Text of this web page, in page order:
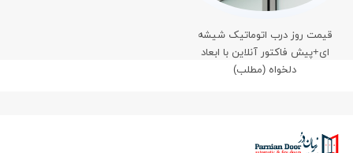
قیمت روز درب اتوماتیک شیشه
ای+پیش فاکتور آنلاین با ابعاد
دلخواه (مطلب)